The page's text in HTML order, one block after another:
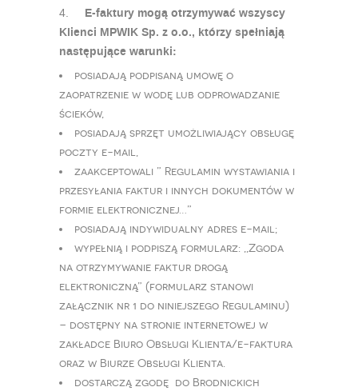
4. E-faktury mogą otrzymywać wszyscy
Klienci MPWIK Sp. z o.o., którzy spełniają
następujące warunki:
posiadają podpisaną umowę o
zaopatrzenie w wodę lub odprowadzanie
ścieków,
posiadają sprzęt umożliwiający obsługę
poczty e-mail,
zaakceptowali ” Regulamin wystawiania i
przesyłania faktur i innych dokumentów w
formie elektronicznej…”
posiadają indywidualny adres e-mail;
wypełnią i podpiszą formularz: ,,Zgoda
na otrzymywanie faktur drogą
elektroniczną” (formularz stanowi
załącznik nr 1 do niniejszego Regulaminu)
– dostępny na stronie internetowej w
zakładce Biuro Obsługi Klienta/e-faktura
oraz w Biurze Obsługi Klienta.
dostarczą zgodę do Brodnickich